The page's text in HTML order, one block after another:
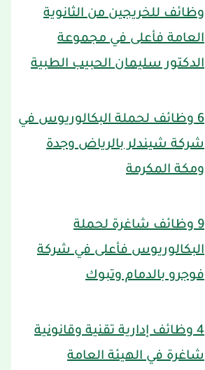
وظائف للخريجين من الثانوية
العامة فأعلى في مجموعة
الدكتور سليمان الحبيب الطبية
6 وظائف لحملة البكالوريوس في
شركة شيندلر بالرياض وجدة
ومكة المكرمة
9 وظائف شاغرة لحملة
البكالوريوس فأعلى في شركة
فوجرو بالدمام وتبوك
4 وظائف إدارية تقنية وقانونية
شاغرة في الهيئة العامة